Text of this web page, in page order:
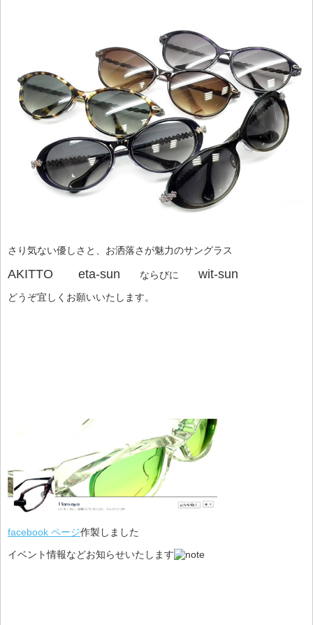
さり気ない優しさと、お洒落さが魅力のサングラス
AKITTO eta-sun ならびに wit-sun
どうぞ宜しくお願いいたします。
facebook ページ作製しました
イベント情報などお知らせいたします